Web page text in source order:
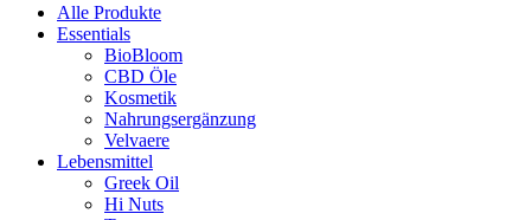
Alle Produkte
Essentials
BioBloom
CBD Öle
Kosmetik
Nahrungsergänzung
Velvaere
Lebensmittel
Greek Oil
Hi Nuts